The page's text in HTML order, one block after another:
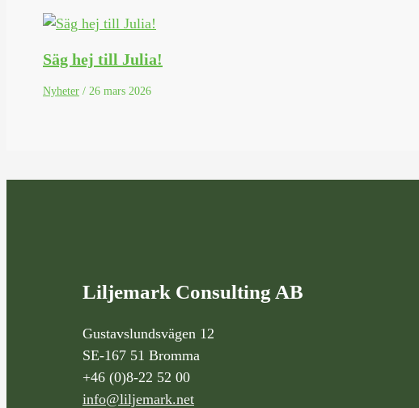
Säg hej till Julia!
Nyheter / 26 mars 2026
Liljemark Consulting AB
Gustavslundsvägen 12
SE-167 51 Bromma
+46 (0)8-22 52 00
info@liljemark.net